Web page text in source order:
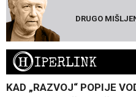
DRUGO
HIPERLINK
KAD „RAZVOJ“ POPIJE